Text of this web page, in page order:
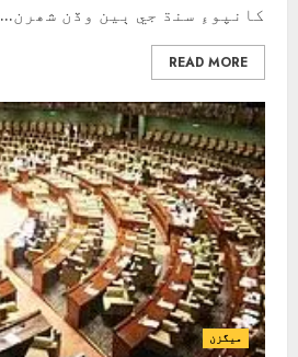
کانپوءِ سنڌ جي ٻين وڏن شھرن...
READ MORE
ميگزن